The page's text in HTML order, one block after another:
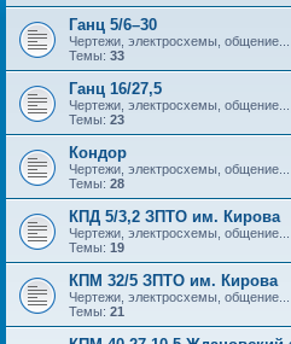
Ганц 5/6–30
Чертежи, электросхемы, общение...
Темы: 33
Ганц 16/27,5
Чертежи, электросхемы, общение...
Темы: 23
Кондор
Чертежи, электросхемы, общение...
Темы: 28
КПД 5/3,2 ЗПТО им. Кирова
Чертежи, электросхемы, общение...
Темы: 19
КПМ 32/5 ЗПТО им. Кирова
Чертежи, электросхемы, общение...
Темы: 21